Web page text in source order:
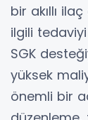
bir akıllı
ilgili
SGK
yüksek
önemli bir